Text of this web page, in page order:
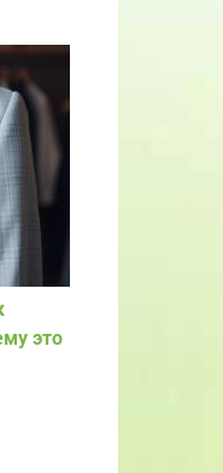
это